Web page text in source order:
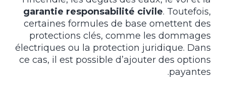
garantie responsabilité civile. Toutefois,
certaines formules de base omettent des
protections clés, comme les dommages
électriques ou la protection juridique. Dans
ce cas, il est possible d’ajouter des options
payantes.